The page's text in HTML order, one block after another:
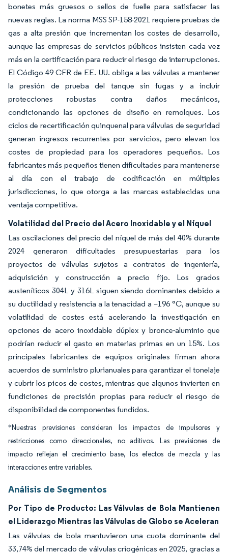
bonetes más gruesos o sellos de fuelle para satisfacer las
nuevas reglas. La norma MSS SP-158-2021 requiere pruebas de
gas a alta presión que incrementan los costes de desarrollo,
aunque las empresas de servicios públicos insisten cada vez
más en la certificación para reducir el riesgo de interrupciones.
El Código 49 CFR de EE. UU. obliga a las válvulas a mantener
la presión de prueba del tanque sin fugas y a incluir
protecciones robustas contra daños mecánicos,
condicionando las opciones de diseño en remolques. Los
ciclos de recertificación quinquenal para válvulas de seguridad
generan ingresos recurrentes por servicios, pero elevan los
costes de propiedad para los operadores pequeños. Los
fabricantes más pequeños tienen dificultades para mantenerse
al día con el trabajo de codificación en múltiples
jurisdicciones, lo que otorga a las marcas establecidas una
ventaja competitiva.
Volatilidad del Precio del Acero Inoxidable y el Níquel
Las oscilaciones del precio del níquel de más del 40% durante
2024 generaron dificultades presupuestarias para los
proyectos de válvulas sujetos a contratos de ingeniería,
adquisición y construcción a precio fijo. Los grados
austeníticos 304L y 316L siguen siendo dominantes debido a
su ductilidad y resistencia a la tenacidad a –196 °C, aunque su
volatilidad de costes está acelerando la investigación en
opciones de acero inoxidable dúplex y bronce-aluminio que
podrían reducir el gasto en materias primas en un 15%. Los
principales fabricantes de equipos originales firman ahora
acuerdos de suministro plurianuales para garantizar el tonelaje
y cubrir los picos de costes, mientras que algunos invierten en
fundiciones de precisión propias para reducir el riesgo de
disponibilidad de componentes fundidos.
*Nuestras previsiones consideran los impactos de impulsores y
restricciones como direccionales, no aditivos. Las previsiones de
impacto reflejan el crecimiento base, los efectos de mezcla y las
interacciones entre variables.
Análisis de Segmentos
Por Tipo de Producto: Las Válvulas de Bola Mantienen
el Liderazgo Mientras las Válvulas de Globo se Aceleran
Las válvulas de bola mantuvieron una cuota dominante del
33,74% del mercado de válvulas criogénicas en 2025, gracias a